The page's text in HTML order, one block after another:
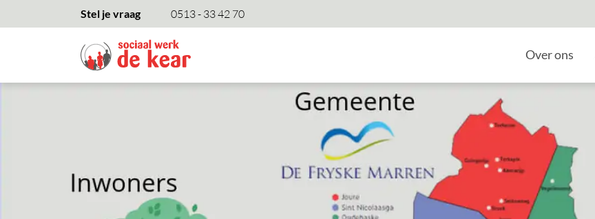
Stel je vraag 0513 - 33 42 70
HomeOver ons